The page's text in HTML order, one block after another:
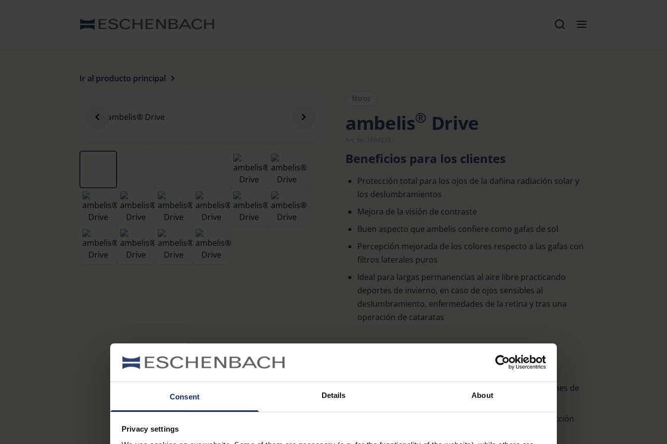
Consent Details About
Privacy settings
Ir al producto principal
filtros
ambelis® Drive
Beneficios para los clientes
Protección total para los ojos de la dañina radiación solar y
los deslumbramientos
Mejora de la visión de contraste
Buen aspecto que ambelis confiere como gafas de sol
Percepción mejorada de los colores respecto a las gafas con
filtros laterales puros
Ideal para largas permanencias al aire libre practicando
deportes de invierno, en caso de ojos sensibles al
deslumbramiento, enfermedades de la retina y tras una
operación de cataratas
deslumbramiento mediante el bloqueo de las porciones de
luz de onda corta ricas en energía
Disponible en la variante de filtro apto para la conducción